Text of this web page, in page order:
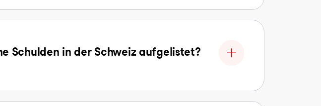
Schulden in der Schweiz aufgelistet?